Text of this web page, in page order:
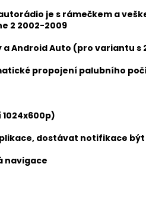
je s rámečkem a
2 2002-2009
Android Auto (pro variantu s
propojení palubního
1024x600p)
dostávat notifikace být
navigace